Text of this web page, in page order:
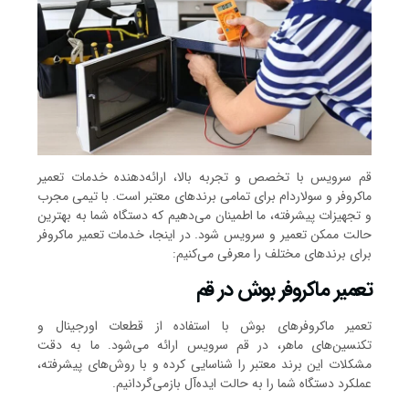
قم سرویس با تخصص و تجربه بالا، ارائه‌دهنده خدمات تعمیر
ماکروفر و سولاردام برای تمامی برندهای معتبر است. با تیمی مجرب
و تجهیزات پیشرفته، ما اطمینان می‌دهیم که دستگاه شما به بهترین
حالت ممکن تعمیر و سرویس شود. در اینجا، خدمات تعمیر ماکروفر
برای برندهای مختلف را معرفی می‌کنیم:
تعمیر ماکرو‎‎فر بوش در قم
تعمیر ماکروفرهای بوش با استفاده از قطعات اورجینال و
تکنسین‌های ماهر، در قم سرویس ارائه می‌شود. ما به دقت
مشکلات این برند معتبر را شناسایی کرده و با روش‌های پیشرفته،
عملکرد دستگاه شما را به حالت ایده‌آل بازمی‌گردانیم.